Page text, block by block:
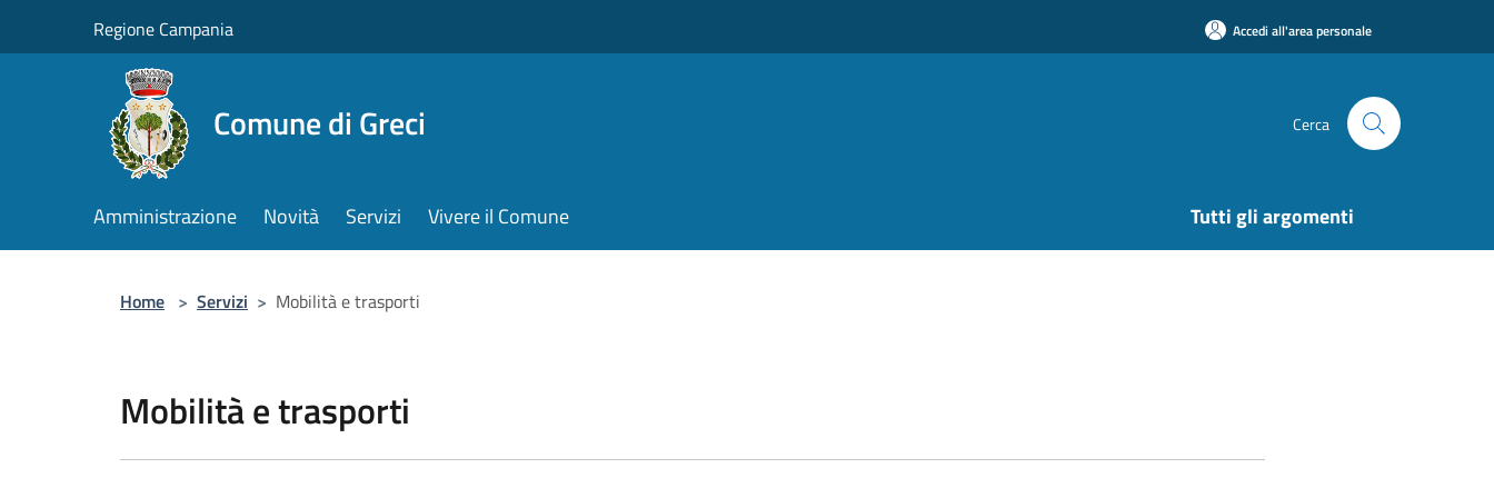
Regione Campania Accedi all'area personale
Comune di Greci Cerca
Amministrazione Novità Servizi Vivere il Comune Tutti gli argomenti
Home > Servizi > Mobilità e trasporti
Mobilità e trasporti